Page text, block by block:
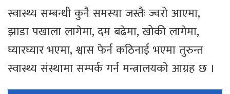
स्वास्थ्य सम्बन्धी कुनै समस्या जस्तैः ज्वरो आएमा,
झाडा पखाला लागेमा, दम बढेमा, खोकी लागेमा,
घ्यारघ्यार भएमा, श्वास फेर्न कठिनाई भएमा तुरुन्त
स्वास्थ्य संस्थामा सम्पर्क गर्न मन्त्रालयको आग्रह छ ।